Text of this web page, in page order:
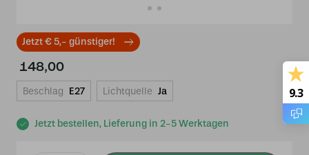
Jetzt € 5,- günstiger!
Jetzt bestellen, Lieferung in 2-5 Werktagen
148,00
Beschlag E27 Lichtquelle Ja 9.3